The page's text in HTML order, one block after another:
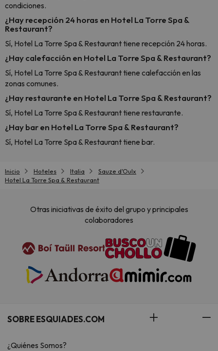
condiciones.
¿Hay recepción 24 horas en Hotel La Torre Spa &
Restaurant?
Sí, Hotel La Torre Spa & Restaurant tiene recepción 24 horas.
¿Hay calefacción en Hotel La Torre Spa & Restaurant?
Sí, Hotel La Torre Spa & Restaurant tiene calefacción en las
zonas comunes.
¿Hay restaurante en Hotel La Torre Spa & Restaurant?
Sí, Hotel La Torre Spa & Restaurant tiene restaurante.
¿Hay bar en Hotel La Torre Spa & Restaurant?
Sí, Hotel La Torre Spa & Restaurant tiene bar.
Inicio Hoteles Italia
Sauze d'Oulx
Hotel La Torre Spa & Restaurant
Otras iniciativas de éxito del grupo y principales
colaboradores
SOBRE ESQUIADES.COM
¿Quiénes Somos?